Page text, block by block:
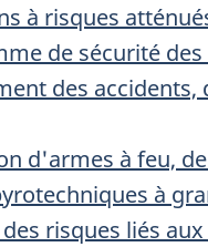
à risques
de sécurité
des
d'armes à feu,
à
risques liés